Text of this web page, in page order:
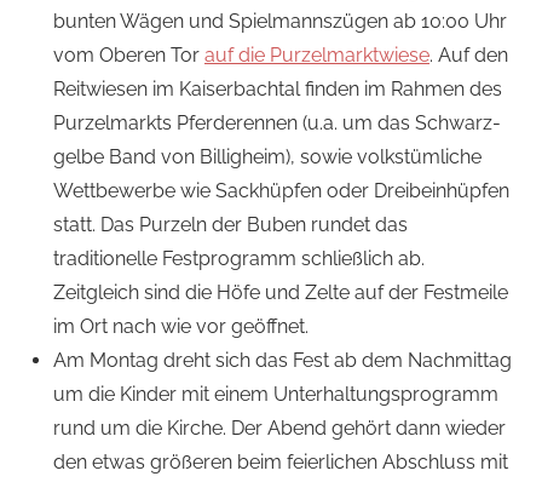
bunten Wägen und Spielmannszügen ab 10:00 Uhr
vom Oberen Tor auf die Purzelmarktwiese. Auf den
Reitwiesen im Kaiserbachtal finden im Rahmen des
Purzelmarkts Pferderennen (u.a. um das Schwarz-
gelbe Band von Billigheim), sowie volkstümliche
Wettbewerbe wie Sackhüpfen oder Dreibeinhüpfen
statt. Das Purzeln der Buben rundet das
traditionelle Festprogramm schließlich ab.
Zeitgleich sind die Höfe und Zelte auf der Festmeile
im Ort nach wie vor geöffnet.
Am Montag dreht sich das Fest ab dem Nachmittag
um die Kinder mit einem Unterhaltungsprogramm
rund um die Kirche. Der Abend gehört dann wieder
den etwas größeren beim feierlichen Abschluss mit